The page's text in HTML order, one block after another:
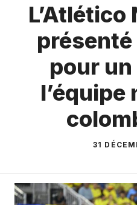
L’Atlético
pour
l’équipe
31